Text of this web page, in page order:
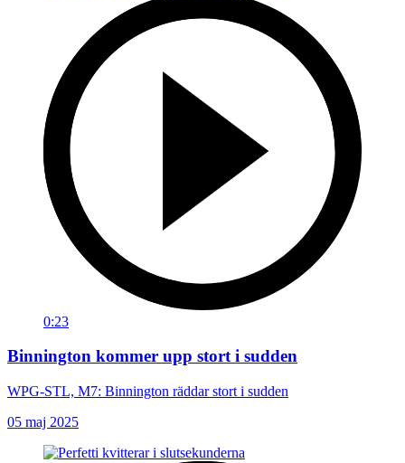
0:23
Binnington kommer upp stort i sudden
WPG-STL, M7: Binnington räddar stort i sudden
05 maj 2025